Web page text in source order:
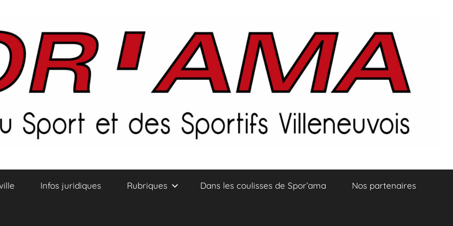
Infos juridiques Rubriques Dans les coulisses de Spor’ama Nos partenaires